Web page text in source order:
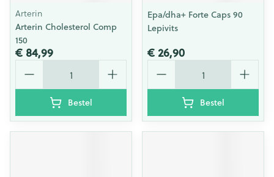
Arterin
Arterin Cholesterol Comp
150
€ 84,99
Aantal
Bestel
Epa/dha+ Forte Caps 90
Lepivits
€ 26,90
Aantal
Bestel